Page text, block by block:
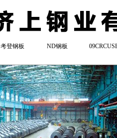
考登钢板 ND钢板